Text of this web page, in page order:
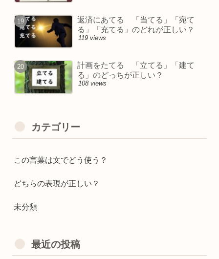
返済にあてる 「当てる」「宛て
る」「充てる」のどれが正しい？
119 views
計画をたてる 「立てる」「建て
る」のどっちが正しい？
108 views
カテゴリー
この言葉は文でどう使う？
どちらの表現が正しい？
未分類
最近の投稿